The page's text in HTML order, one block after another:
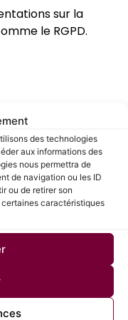
des technologies
aux informations des
nous permettra de
de navigation ou les ID
ou de retirer son
caractéristiques
sur la
le RGPD.
avec les
organismes
d’écoute est
problèmes de
adaptés.
pour
et intégrée